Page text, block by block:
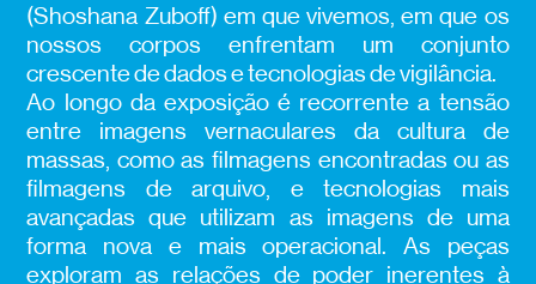
(Shoshana Zuboff) em que vivemos, em que os
nossos corpos enfrentam um conjunto
crescente de dados e tecnologias de vigilância.
Ao longo da exposição é recorrente a tensão
entre imagens vernaculares da cultura de
massas, como as filmagens encontradas ou as
filmagens de arquivo, e tecnologias mais
avançadas que utilizam as imagens de uma
forma nova e mais operacional. As peças
exploram as relações de poder inerentes à